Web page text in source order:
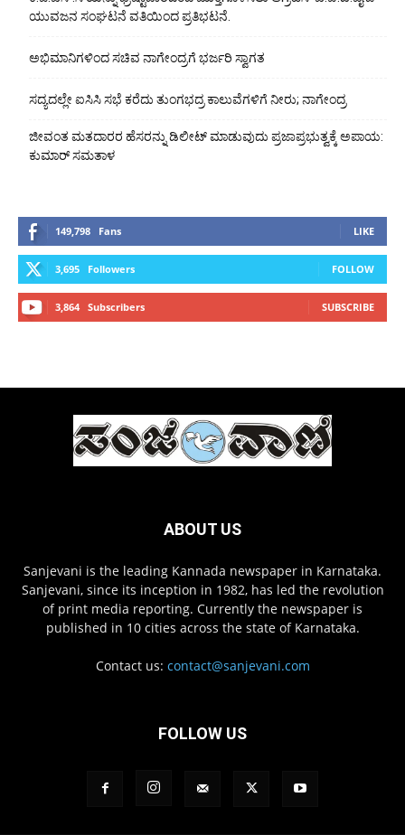
ಯುವಜನ ಸಂಘಟನೆ ವತಿಯಿಂದ ಪ್ರತಿಭಟನೆ.
ಅಭಿಮಾನಿಗಳಿಂದ ಸಚಿವ ನಾಗೇಂದ್ರಗೆ ಭರ್ಜರಿ ಸ್ವಾಗತ
ಸದ್ಯದಲ್ಲೇ ಐಸಿಸಿ ಸಭೆ ಕರೆದು ತುಂಗಭದ್ರ ಕಾಲುವೆಗಳಿಗೆ ನೀರು; ನಾಗೇಂದ್ರ
ಜೀವಂತ ಮತದಾರರ ಹೆಸರನ್ನು ಡಿಲೀಟ್ ಮಾಡುವುದು ಪ್ರಜಾಪ್ರಭುತ್ವಕ್ಕೆ ಅಪಾಯ:
ಕುಮಾರ್ ಸಮತಾಳ
149,798 Fans LIKE
3,695 Followers FOLLOW
3,864 Subscribers SUBSCRIBE
ABOUT US
Sanjevani is the leading Kannada newspaper in Karnataka.
Sanjevani, since its inception in 1982, has led the revolution
of print media reporting. Currently the newspaper is
published in 10 cities across the state of Karnataka.
Contact us: contact@sanjevani.com
FOLLOW US